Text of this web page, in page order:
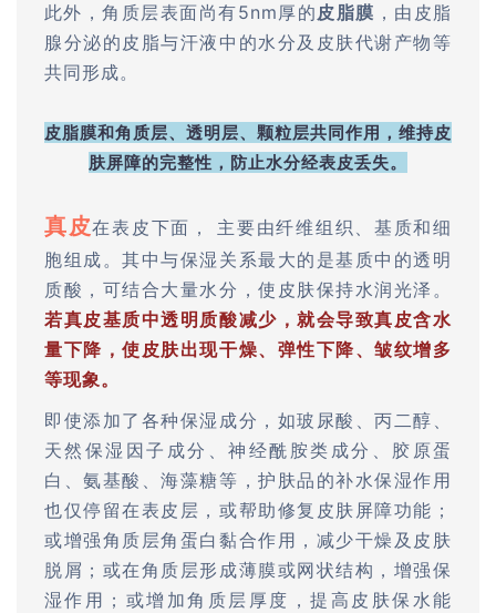
此外，角质层表面尚有5nm厚的皮脂膜 ，由皮脂
腺分泌的皮脂与汗液中的水分及皮肤代谢产物等
共同形成。
皮脂膜和角质层、透明层、颗粒层共同作用，维持皮
肤屏障的完整性，防止水分经表皮丢失。
真皮在表皮下面， 主要由纤维组织、基质和细
胞组成。其中与保湿关系最大的是基质中的透明
质酸，可结合大量水分，使皮肤保持水润光泽。
若真皮基质中透明质酸减少，就会导致真皮含水
量下降，使皮肤出现干燥、弹性下降、皱纹增多
等现象。
即使添加了各种保湿成分，如玻尿酸、丙二醇、
天然保湿因子成分、神经酰胺类成分、胶原蛋
白、氨基酸、海藻糖等，护肤品的补水保湿作用
也仅停留在表皮层，或帮助修复皮肤屏障功能；
或增强角质层角蛋白黏合作用，减少干燥及皮肤
脱屑；或在角质层形成薄膜或网状结构，增强保
湿作用；或增加角质层厚度，提高皮肤保水能